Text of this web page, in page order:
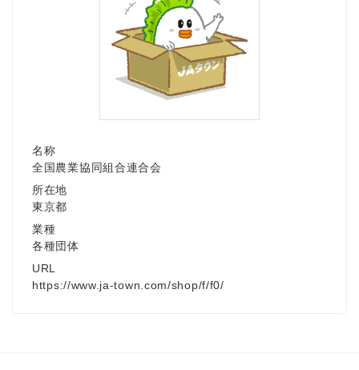
名称
全国農業協同組合連合会
所在地
東京都
業種
各種団体
URL
https://www.ja-town.com/shop/f/f0/